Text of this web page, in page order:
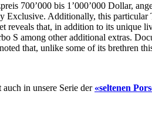
700’000 bis 1’000’000 Dollar,
Exclusive. Additionally, this
reveals that, in addition to its unique
S among other additional extras.
that, unlike some of its brethren
in unsere Serie der «seltenen